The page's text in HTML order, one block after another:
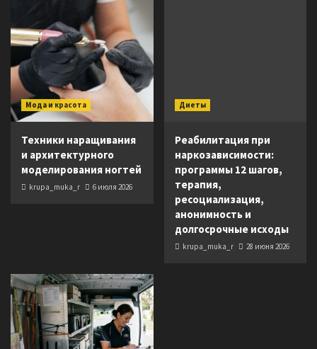
Мода и красота
Техники наращивания
и архитектурного
моделирования ногтей
krupa_muka_r 6 июля 2026
Диеты
Реабилитация при
наркозависимости:
программы 12 шагов,
терапия,
ресоциализация,
анонимность и
долгосрочные исходы
krupa_muka_r 28 июня 2026